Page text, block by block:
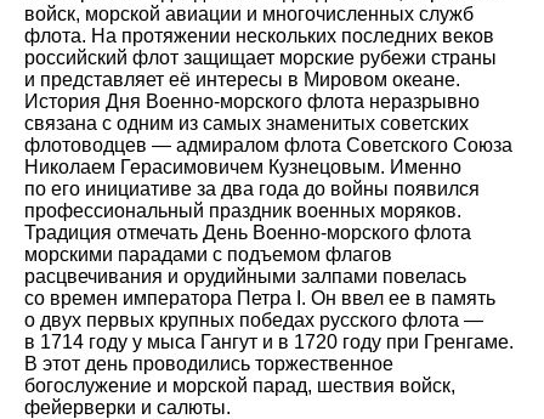
войск, морской авиации и многочисленных служб
флота. На протяжении нескольких последних веков
российский флот защищает морские рубежи страны
и представляет её интересы в Мировом океане.
История Дня Военно-морского флота неразрывно
связана с одним из самых знаменитых советских
флотоводцев — адмиралом флота Советского Союза
Николаем Герасимовичем Кузнецовым. Именно
по его инициативе за два года до войны появился
профессиональный праздник военных моряков.
Традиция отмечать День Военно-морского флота
морскими парадами с подъемом флагов
расцвечивания и орудийными залпами повелась
со времен императора Петра I. Он ввел ее в память
о двух первых крупных победах русского флота —
в 1714 году у мыса Гангут и в 1720 году при Гренгаме.
В этот день проводились торжественное
богослужение и морской парад, шествия войск,
фейерверки и салюты.